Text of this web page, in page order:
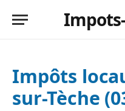
Impôts
sur-Tèche